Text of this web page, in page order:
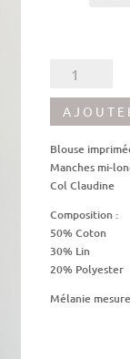
quantité
Emilia
Blouse
Manches mi-
Col Claudine
Composition :
50% Coton
30% Lin
20% Polyester
Mélanie